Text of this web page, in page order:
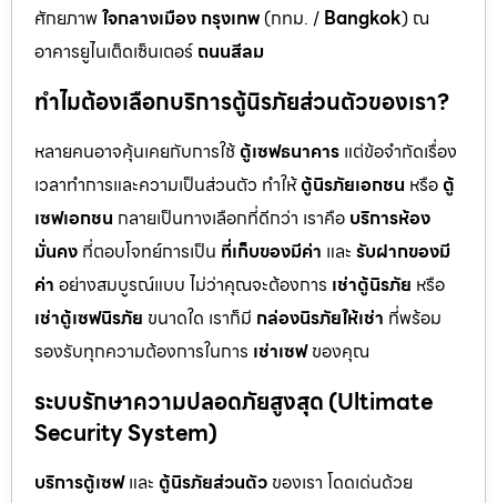
ศักยภาพใจกลางเมือง กรุงเทพ(กทม. / Bangkok) ณ
อาคารยูไนเต็ดเซ็นเตอร์ ถนนสีลม
ทำไมต้องเลือกบริการตู้นิรภัยส่วนตัวของเรา?
หลายคนอาจคุ้นเคยกับการใช้ ตู้เซฟธนาคาร แต่ข้อจำกัดเรื่อง
เวลาทำการและความเป็นส่วนตัว ทำให้ตู้นิรภัยเอกชน หรือ ตู้
เซฟเอกชน กลายเป็นทางเลือกที่ดีกว่า เราคือ บริการห้อง
มั่นคง ที่ตอบโจทย์การเป็น ที่เก็บของมีค่า และ รับฝากของมี
ค่า อย่างสมบูรณ์แบบ ไม่ว่าคุณจะต้องการ เช่าตู้นิรภัย หรือ
เช่าตู้เซฟนิรภัย ขนาดใด เราก็มี กล่องนิรภัยให้เช่า ที่พร้อม
รองรับทุกความต้องการในการ เช่าเซฟของคุณ
ระบบรักษาความปลอดภัยสูงสุด (Ultimate
Security System)
บริการตู้เซฟและ ตู้นิรภัยส่วนตัว ของเรา โดดเด่นด้วย